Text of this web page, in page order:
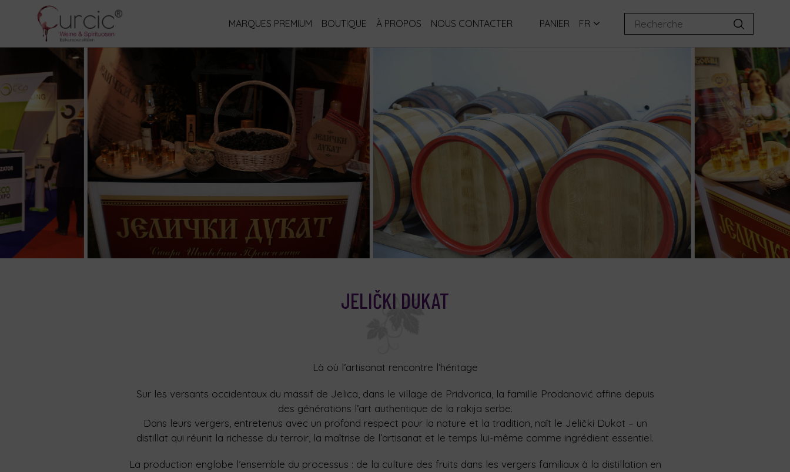
MARQUES PREMIUM BOUTIQUE À PROPOS NOUS CONTACTER PANIER FR
JELIČKI DUKAT
Là où l’artisanat rencontre l’héritage
Sur les versants occidentaux du massif de Jelica, dans le village de Pridvorica, la famille Prodanović affine depuis
des générations l’art authentique de la rakija serbe.
Dans leurs vergers, entretenus avec un profond respect pour la nature et la tradition, naît le Jelički Dukat – un
distillat qui réunit la richesse du terroir, la maîtrise de l’artisanat et le temps lui-même comme ingrédient essentiel.
La production englobe l’ensemble du processus : de la culture des fruits dans les vergers familiaux à la distillation en